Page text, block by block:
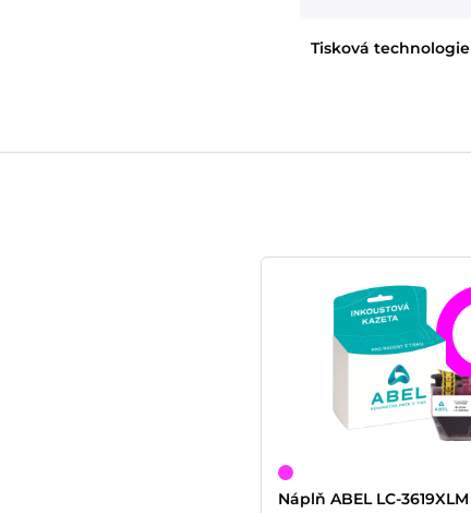
Tisková technologie
Náplň ABEL LC-3619XLM